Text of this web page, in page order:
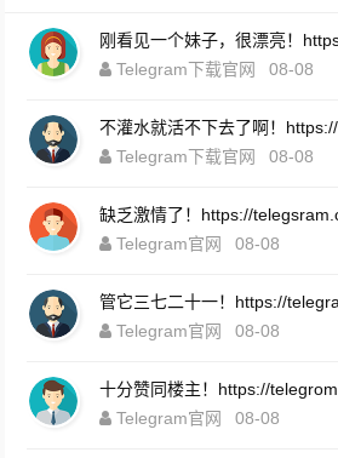
Telegram下载官网
08-08
Telegram下载官网
08-08
缺乏激情了！https://
Telegram官网
08-08
Telegram官网
08-08
Telegram官网
08-08